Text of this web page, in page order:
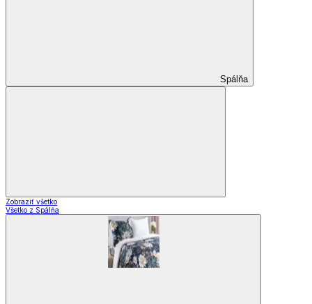
Spálňa
Zobraziť všetko
Všetko z Spálňa